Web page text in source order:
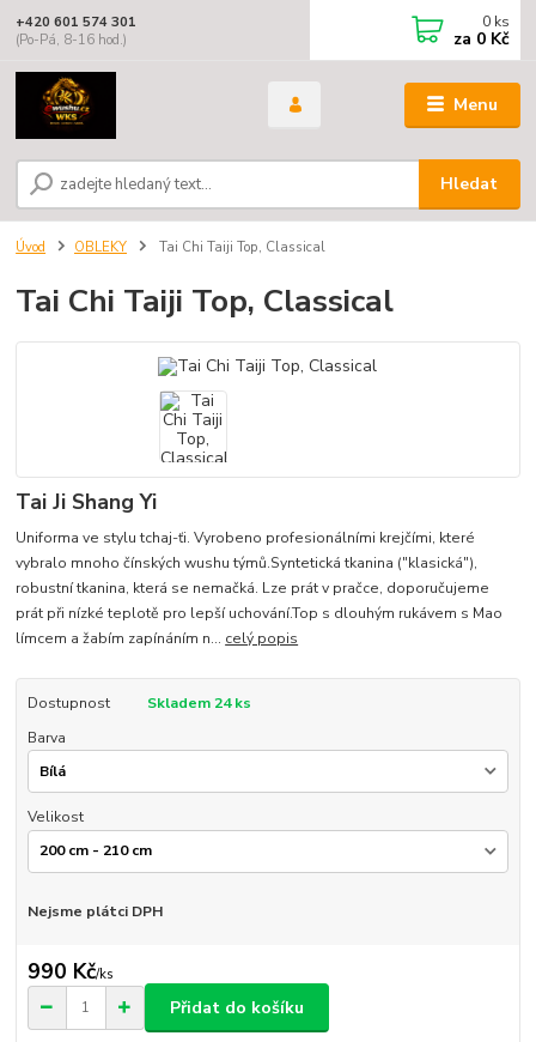
Menu
Hledat
+420 601 574 301
(Po-Pá, 8-16 hod.)
0 ks
za 0 Kč
Úvod OBLEKY Tai Chi Taiji Top, Classical
Tai Chi Taiji Top, Classical
Tai Ji Shang Yi
Uniforma ve stylu tchaj-ťi. Vyrobeno profesionálními krejčími, které
vybralo mnoho čínských wushu týmů.Syntetická tkanina ("klasická"),
robustní tkanina, která se nemačká. Lze prát v pračce, doporučujeme
prát při nízké teplotě pro lepší uchování.Top s dlouhým rukávem s Mao
límcem a žabím zapínáním n... celý popis
Dostupnost
Skladem 24 ks
Barva
Velikost
Nejsme plátci DPH
990 Kč/ks
Přidat do košíku